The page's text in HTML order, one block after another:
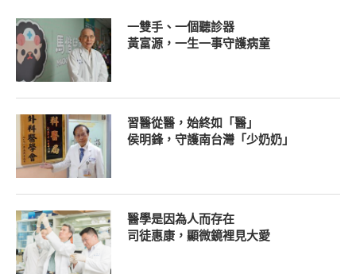
一雙手、一個聽診器
黃富源，一生一事守護病童
習醫從醫，始終如「醫」
侯明鋒，守護南台灣「少奶奶」
醫學是因為人而存在
司徒惠康，顯微鏡裡見大愛